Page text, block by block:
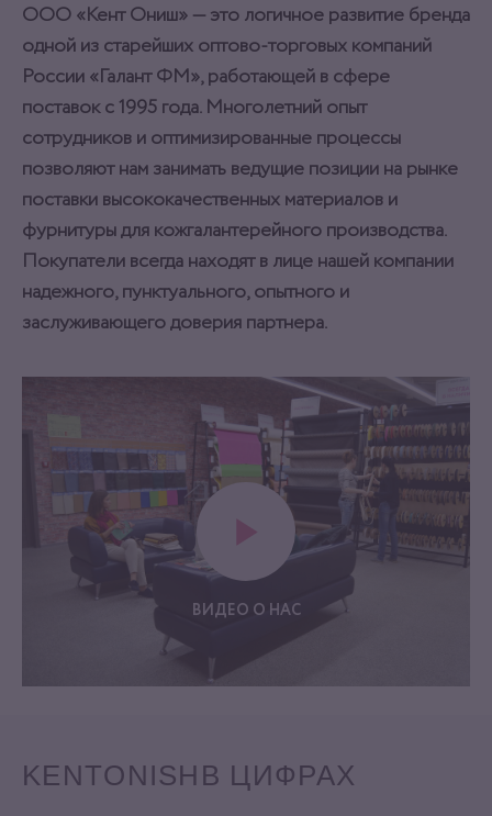
ООО «Кент Ониш» — это логичное развитие бренда
одной из старейших оптово-торговых компаний
России «Галант ФМ», работающей в сфере
поставок с 1995 года. Многолетний опыт
сотрудников и оптимизированные процессы
позволяют нам занимать ведущие позиции на рынке
поставки высококачественных материалов и
фурнитуры для кожгалантерейного производства.
Покупатели всегда находят в лице нашей компании
надежного, пунктуального, опытного и
заслуживающего доверия партнера.
ВИДЕО О НАС
KENTONISH В ЦИФРАХ